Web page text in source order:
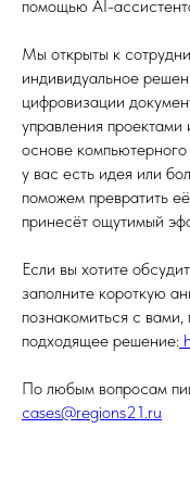
помощью AI-
Мы открыты к
индивидуальное
цифровизации
управления
основе
у вас есть идея или
поможем превратить
принесёт ощутимый
Если вы хотите
заполните короткую
познакомиться с вами,
подходящее решение:
По любым вопросам
cases@regions21.ru